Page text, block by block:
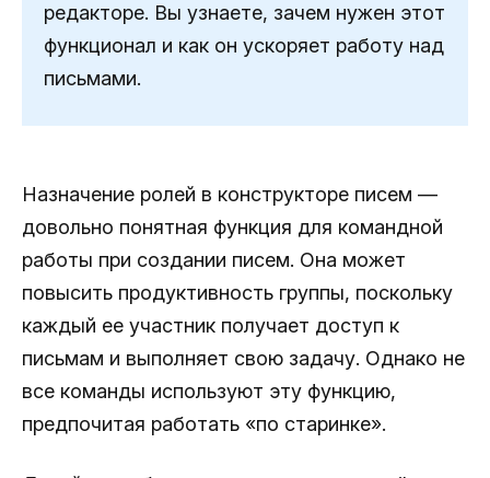
редакторе. Вы узнаете, зачем нужен этот
функционал и как он ускоряет работу над
письмами.
Назначение ролей в конструкторе писем —
довольно понятная функция для командной
работы при создании писем. Она может
повысить продуктивность группы, поскольку
каждый ее участник получает доступ к
письмам и выполняет свою задачу. Однако не
все команды используют эту функцию,
предпочитая работать «по старинке».